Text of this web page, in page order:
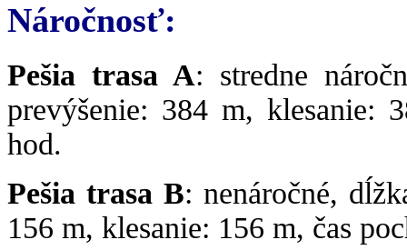
Náročnosť:
Pešia trasa A: stredne
prevýšenie: 384 m, klesanie:
hod.
Pešia trasa B: nenáročné,
156 m, klesanie: 156 m, čas